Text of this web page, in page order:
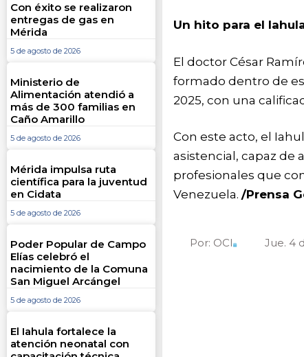
Con éxito se realizaron
entregas de gas en
Mérida
5 de agosto de 2026
Ministerio de
Alimentación atendió a
más de 300 familias en
Caño Amarillo
5 de agosto de 2026
Mérida impulsa ruta
científica para la juventud
en Cidata
5 de agosto de 2026
Poder Popular de Campo
Elías celebró el
nacimiento de la Comuna
San Miguel Arcángel
5 de agosto de 2026
El Iahula fortalece la
atención neonatal con
Un hito para el
El doctor César
formado dentro de
2025, con una
Con este acto, el
asistencial, capaz de
profesionales que
Venezuela./Prensa
Por: OCI Jue. 4